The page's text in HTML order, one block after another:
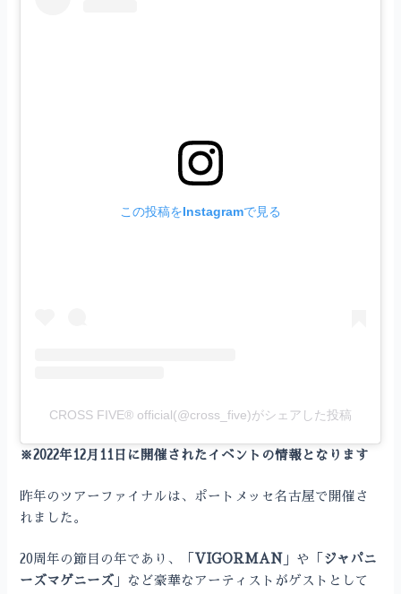
この投稿をInstagramで見る
CROSS FIVE® official(@cross_five)がシェアした投稿
※2022年12月11日に開催されたイベントの情報となります
昨年のツアーファイナルは、ポートメッセ名古屋で開催さ
れました。
20周年の節目の年であり、「 VIGORMAN 」や「 ジャパニ
ーズマゲニーズ 」など豪華なアーティストがゲストとして